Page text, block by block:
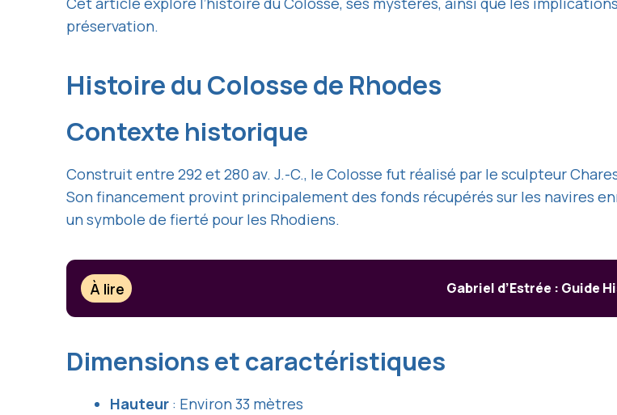
préservation.
Histoire du Colosse de Rhodes
Contexte historique
Construit entre 292 et 280 av. J.-C., le Colosse fut réalisé par le sculpteur
Son financement provint principalement des fonds récupérés sur les navires
un symbole de fierté pour les Rhodiens.
À lire Gabriel d’Estrée : Guide
Dimensions et caractéristiques
Hauteur : Environ 33 mètres